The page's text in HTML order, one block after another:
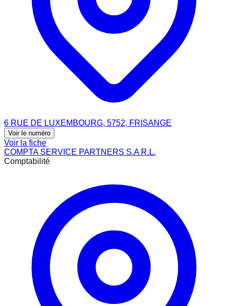
6 RUE DE LUXEMBOURG, 5752, FRISANGE
Voir le numéro
Voir la fiche
COMPTA SERVICE PARTNERS S.A R.L.
Comptabilité